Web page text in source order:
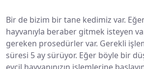
Bir de bizim bir tane kedimiz var.
hayvanıyla beraber gitmek isteyen
gereken prosedürler var. Gerekli
süresi 5 ay sürüyor. Eğer böyle bir
evcil hayvanınızın işlemlerine